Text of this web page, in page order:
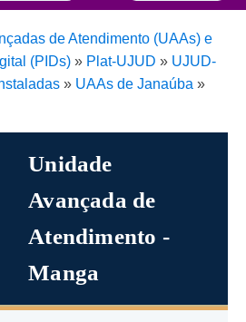
de Atendimento (UAAs) e
(PIDs) » Plat-UJUD » UJUD-
» UAAs de Janaúba »
Unidade
Avançada de
Atendimento -
Manga